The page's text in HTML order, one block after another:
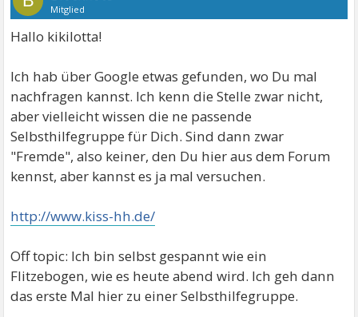
Mitglied
Hallo kikilotta!
Ich hab über Google etwas gefunden, wo Du mal
nachfragen kannst. Ich kenn die Stelle zwar nicht,
aber vielleicht wissen die ne passende
Selbsthilfegruppe für Dich. Sind dann zwar
"Fremde", also keiner, den Du hier aus dem Forum
kennst, aber kannst es ja mal versuchen.
http://www.kiss-hh.de/
Off topic: Ich bin selbst gespannt wie ein
Flitzebogen, wie es heute abend wird. Ich geh dann
das erste Mal hier zu einer Selbsthilfegruppe.